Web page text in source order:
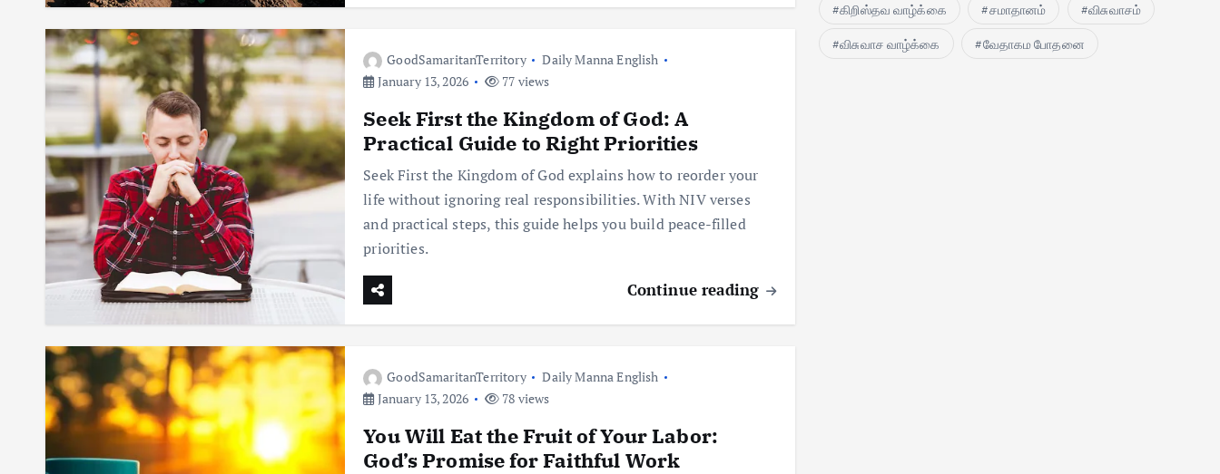
GoodSamaritanTerritory
Daily Manna English
January 13, 2026
77 views
Seek First the Kingdom of God: A
Practical Guide to Right Priorities
Seek First the Kingdom of God explains how to reorder your
life without ignoring real responsibilities. With NIV verses
and practical steps, this guide helps you build peace-filled
priorities.
Continue reading
GoodSamaritanTerritory
Daily Manna English
January 13, 2026
78 views
You Will Eat the Fruit of Your Labor:
God’s Promise for Faithful Work
கிறிஸ்தவ வாழ்க்கை
சமாதானம்
விசுவாசம்
விசுவாச வாழ்க்கை
வேதாகம போதனை